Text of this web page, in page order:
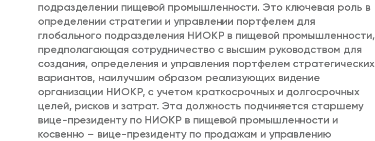
подразделении пищевой промышленности. Это ключевая роль в
определении стратегии и управлении портфелем для
глобального подразделения НИОКР в пищевой промышленности,
предполагающая сотрудничество с высшим руководством для
создания, определения и управления портфелем стратегических
вариантов, наилучшим образом реализующих видение
организации НИОКР, с учетом краткосрочных и долгосрочных
целей, рисков и затрат. Эта должность подчиняется старшему
вице-президенту по НИОКР в пищевой промышленности и
косвенно – вице-президенту по продажам и управлению